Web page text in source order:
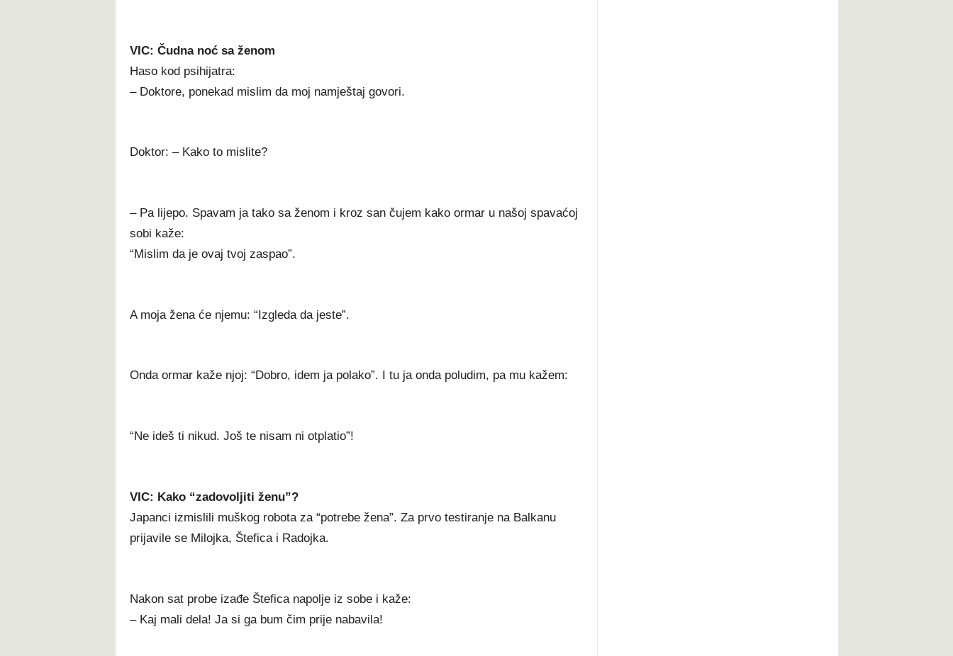
VIC: Čudna noć sa ženom
Haso kod psihijatra:
– Doktore, ponekad mislim da moj namještaj govori.
Doktor: – Kako to mislite?
– Pa lijepo. Spavam ja tako sa ženom i kroz san čujem kako ormar u našoj spavaćoj
sobi kaže:
“Mislim da je ovaj tvoj zaspao”.
A moja žena će njemu: “Izgleda da jeste”.
Onda ormar kaže njoj: “Dobro, idem ja polako”. I tu ja onda poludim, pa mu kažem:
“Ne ideš ti nikud. Još te nisam ni otplatio”!
VIC: Kako “zadovoljiti ženu”?
Japanci izmislili muškog robota za “potrebe žena”. Za prvo testiranje na Balkanu
prijavile se Milojka, Štefica i Radojka.
Nakon sat probe izađe Štefica napolje iz sobe i kaže:
– Kaj mali dela! Ja si ga bum čim prije nabavila!